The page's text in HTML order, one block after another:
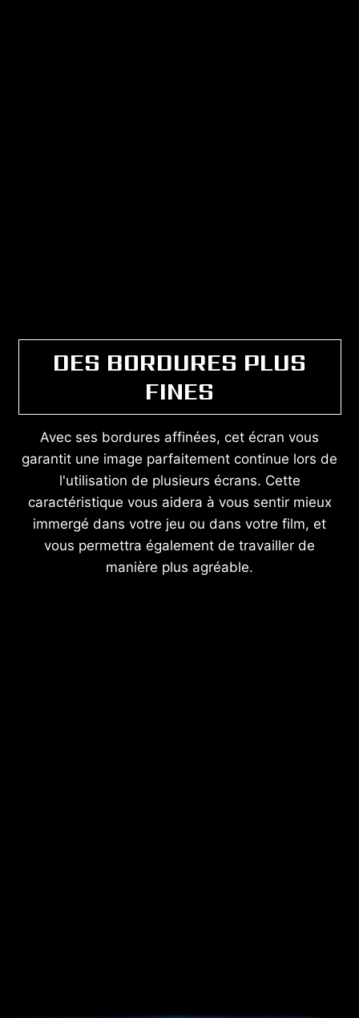
DES BORDURES PLUS
FINES
Avec ses bordures affinées, cet écran vous
garantit une image parfaitement continue lors de
l'utilisation de plusieurs écrans. Cette
caractéristique vous aidera à vous sentir mieux
immergé dans votre jeu ou dans votre film, et
vous permettra également de travailler de
manière plus agréable.